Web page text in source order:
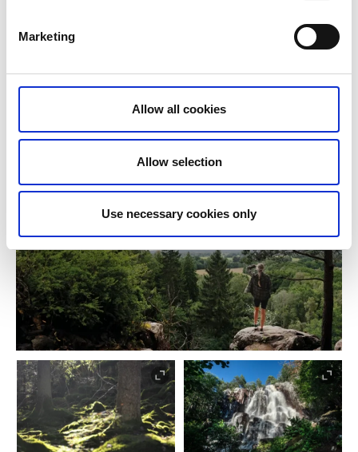
Marketing
Allow all cookies
Allow selection
Use necessary cookies only
Hier wurde außerdem der Film „Halvdan Viking“
für seine ruhige Atmosphäre bekannt – ein Besuch
lohnt sich für einen entspannten Spaziergang.